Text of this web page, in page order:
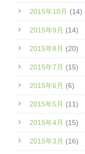
2015年10月 (14)
2015年9月 (14)
2015年8月 (20)
2015年7月 (15)
2015年6月 (6)
2015年5月 (11)
2015年4月 (15)
2015年3月 (16)